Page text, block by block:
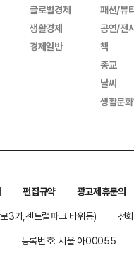
글로벌경제
생활경제
경제일반
패션/뷰
공연/전
책
종교
날씨
생활문
편집규약
광고제휴문의
3가,센트럴파크 타워동)
전
등록번호: 서울 아00055